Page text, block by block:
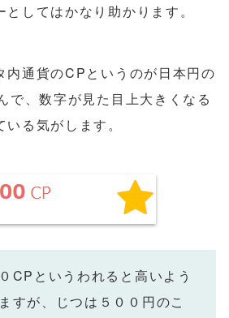
してはかなり助かります。
内通貨のCPというのが日本円の
で、数字が見た目上大きくなる
る気がします。
CPというわれると高いよう
すが、じつは５００円のこ